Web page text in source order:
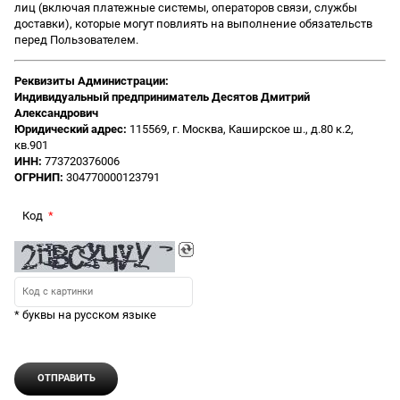
лиц (включая платежные системы, операторов связи, службы
доставки), которые могут повлиять на выполнение обязательств
перед Пользователем.
Реквизиты Администрации:
Индивидуальный предприниматель Десятов Дмитрий
Александрович
Юридический адрес: 115569, г. Москва, Каширское ш., д.80 к.2,
кв.901
ИНН: 773720376006
ОГРНИП: 304770000123791
Код
* буквы на русском языке